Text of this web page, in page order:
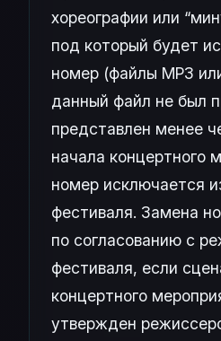
хореографии или
под который будет
номер (файлы MP3
данный файл не был
представлен менее
начала концертного
номер исключается
фестиваля. Замена
по согласованию с
фестиваля, если
концертного
утвержден